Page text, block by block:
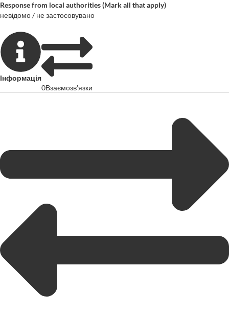
Response from local authorities (Mark all that apply)
невідомо / не застосовувано
Інформація
0Взаємозв'язки